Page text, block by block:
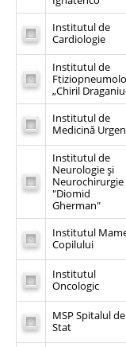
Institutul de
Cardiologie
Institutul de
„Chiril
Institutul de
Medicină
Institutul de
Neurologie şi
Neurochirurgie
"Diomid
Gherman"
Institutul
Copilului
Institutul
Oncologic
MSP Spitalul de
Stat